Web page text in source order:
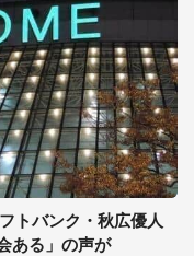
トバンク・秋広優人
ある」の声が